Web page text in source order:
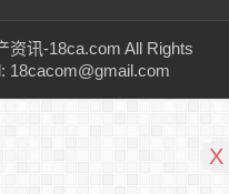
资讯-18ca.com All Rights
18cacom@gmail.com
X